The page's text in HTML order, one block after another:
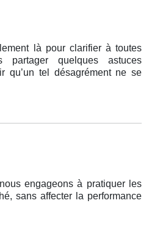
là pour clarifier à toutes
quelques astuces
qu’un tel désagrément ne se
engageons à pratiquer les
sans affecter la performance